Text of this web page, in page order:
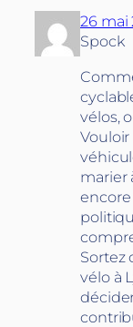
26 mai
Spock
vélos,
marier
encore
Sortez
vélo à